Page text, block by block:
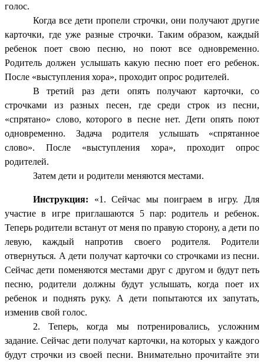
голос.
Когда все дети пропели строчки, они получают другие
карточки, где уже разные строчки. Таким образом, каждый
ребенок поет свою песню, но поют все одновременно.
Родитель должен услышать какую песню поет его ребенок.
После «выступления хора», проходит опрос родителей.
В третий раз дети опять получают карточки, со
строчками из разных песен, где среди строк из песни,
«спрятано» слово, которого в песне нет. Дети опять поют
одновременно. Задача родителя услышать «спрятанное
слово». После «выступления хора», проходит опрос
родителей.
Затем дети и родители меняются местами.
Инструкция: «1. Сейчас мы поиграем в игру. Для
участие в игре приглашаются 5 пар: родитель и ребенок.
Теперь родители встанут от меня по правую сторону, а дети по
левую, каждый напротив своего родителя. Родители
отвернуться. А дети получат карточки со строчками из песни.
Сейчас дети поменяются местами друг с другом и будут петь
песню, родители должны будут услышать, когда поет их
ребенок и поднять руку. А дети попытаются их запутать,
изменив свой голос.
2. Теперь, когда мы потренировались, усложним
задание. Сейчас дети получат карточки, на которых у каждого
будут строчки из своей песни. Внимательно прочитайте эти